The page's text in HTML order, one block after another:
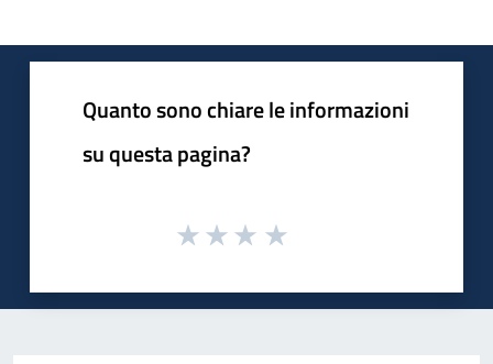
Quanto sono chiare le informazioni
su questa pagina?